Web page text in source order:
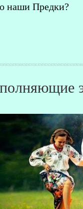
наши Предки?